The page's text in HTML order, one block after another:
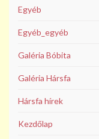
Egyéb
Egyéb_egyéb
Galéria Bóbita
Galéria Hársfa
Hársfa hírek
Kezdőlap